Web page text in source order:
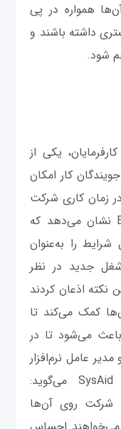
همواره در پی
داشته باشند و
شود.
یکی از
کار امکان
زمان کاری شرکت
است. گزارش گروه تحقیقاتی Execu نشان می‌دهد که
را به‌عنوان
جدید در نظر
به‌ این نکته اذعان کردند
کمک می‌کند تا
باعث می‌شود تا در
عامل نرم‌افزار
مدیریت خدمات IT در شرکت SysAid می‌گوید:
شرکت روی آن‌ها